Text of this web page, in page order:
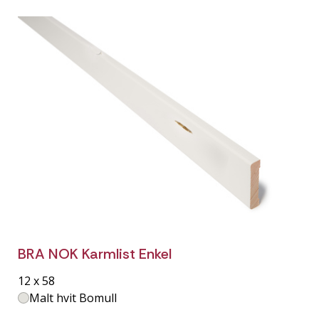
BRA NOK Karmlist Enkel
12 x 58
Malt hvit Bomull